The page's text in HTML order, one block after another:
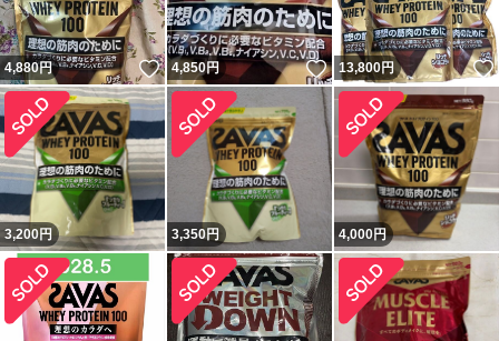
4,880円 いいね！
4,850円 いいね！
13,800円
3,200円 3,350円 4,000円